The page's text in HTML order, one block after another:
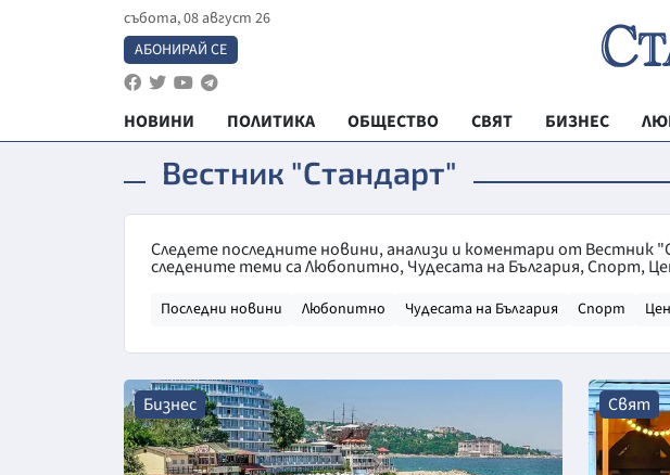
събота, 08 август 26
АБОНИРАЙ СЕ
НОВИНИ ПОЛИТИКА ОБЩЕСТВО СВЯТ БИЗНЕС
Вестник "Стандарт"
Следете последните новини, анализи и коментари от Вестник
следените теми са Любопитно, Чудесата на България, Спорт,
Последни новини Любопитно Чудесата на България Спорт
Бизнес Свят